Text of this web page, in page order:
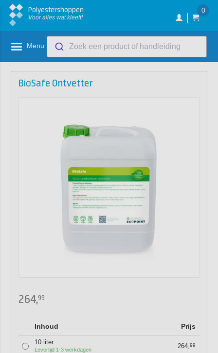
Polyestershoppen
Voor alles wat kleeft!
0
Menu Zoek een product of handleiding
BioSafe Ontvetter
264,99
Inhoud Prijs
10 liter
Levertijd 1-3 werkdagen 264,99